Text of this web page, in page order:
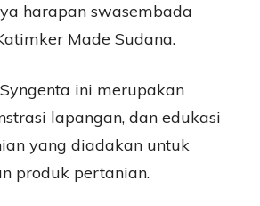
harapan swasembada
Made Sudana.
ini merupakan
lapangan, dan edukasi
yang diadakan untuk
produk pertanian.